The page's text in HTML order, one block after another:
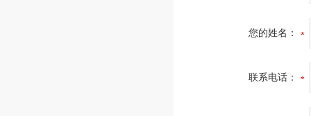
您的姓名：
联系电话：